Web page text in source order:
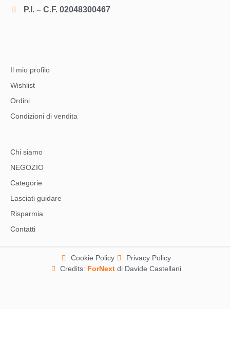
P.I. – C.F. 02048300467
Il mio profilo
Wishlist
Ordini
Condizioni di vendita
Chi siamo
NEGOZIO
Categorie
Lasciati guidare
Risparmia
Contatti
Cookie Policy
Privacy Policy
Credits: ForNextdi Davide Castellani